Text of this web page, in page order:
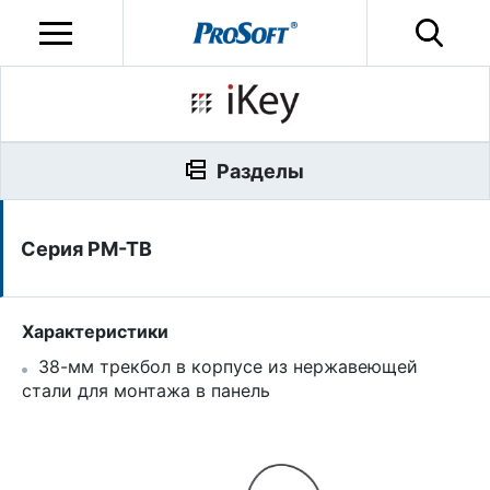
Серия PM-TB
Характеристики
38-мм трекбол в корпусе из нержавеющей
стали для монтажа в панель
Разделы